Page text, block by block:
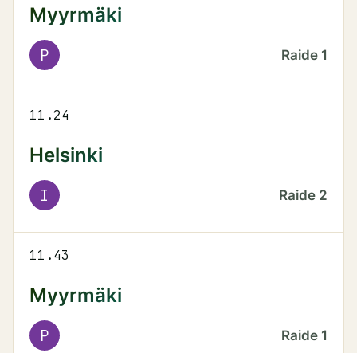
Myyrmäki
P Raide 1
11.24
Helsinki
I Raide 2
11.43
Myyrmäki
P Raide 1